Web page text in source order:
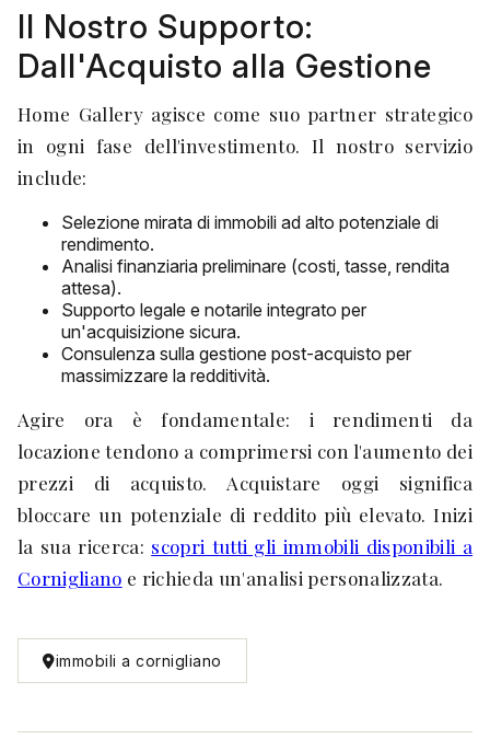
Il Nostro Supporto:
Dall'Acquisto alla Gestione
Home Gallery agisce come suo partner strategico
in ogni fase dell'investimento. Il nostro servizio
include:
Selezione mirata di immobili ad alto potenziale di
rendimento.
Analisi finanziaria preliminare (costi, tasse, rendita
attesa).
Supporto legale e notarile integrato per
un'acquisizione sicura.
Consulenza sulla gestione post-acquisto per
massimizzare la redditività.
Agire ora è fondamentale: i rendimenti da
locazione tendono a comprimersi con l'aumento dei
prezzi di acquisto. Acquistare oggi significa
bloccare un potenziale di reddito più elevato. Inizi
la sua ricerca: scopri tutti gli immobili disponibili a
Cornigliano e richieda un'analisi personalizzata.
immobili a cornigliano